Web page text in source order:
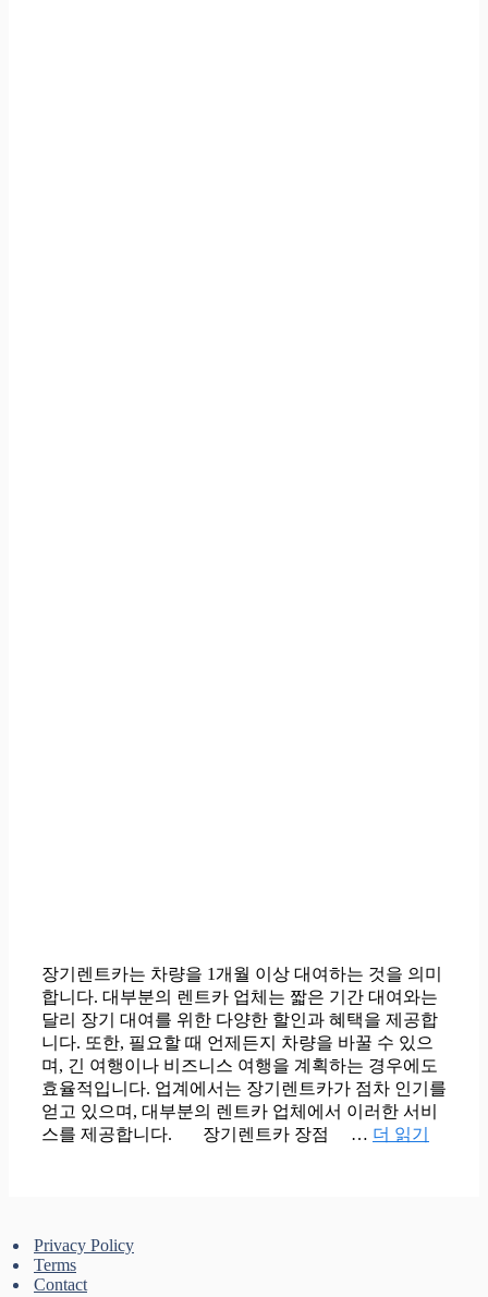
장기렌트카는 차량을 1개월 이상 대여하는 것을 의미
합니다. 대부분의 렌트카 업체는 짧은 기간 대여와는
달리 장기 대여를 위한 다양한 할인과 혜택을 제공합
니다. 또한, 필요할 때 언제든지 차량을 바꿀 수 있으
며, 긴 여행이나 비즈니스 여행을 계획하는 경우에도
효율적입니다. 업계에서는 장기렌트카가 점차 인기를
얻고 있으며, 대부분의 렌트카 업체에서 이러한 서비
스를 제공합니다. 장기렌트카 장점 … 더 읽기
Privacy Policy
Terms
Contact